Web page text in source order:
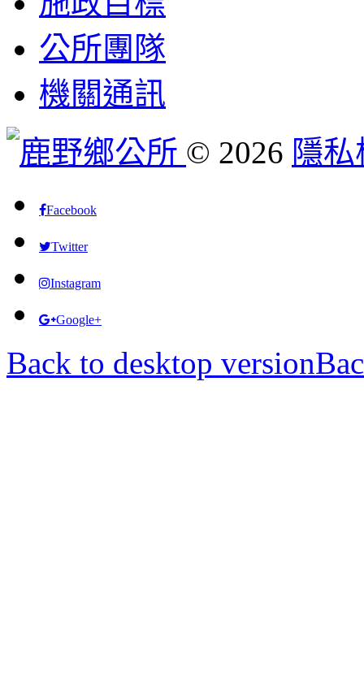
公所團隊
機關通訊
© 2026 隱
Facebook
Twitter
Instagram
Google+
Back to desktop version